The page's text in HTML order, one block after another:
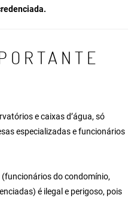
e caixas d’água, só
especializadas e funcionários
do condomínio,
é ilegal e perigoso, pois